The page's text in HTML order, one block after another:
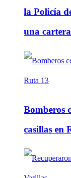
la Policía
una
Bomberos
casillas en